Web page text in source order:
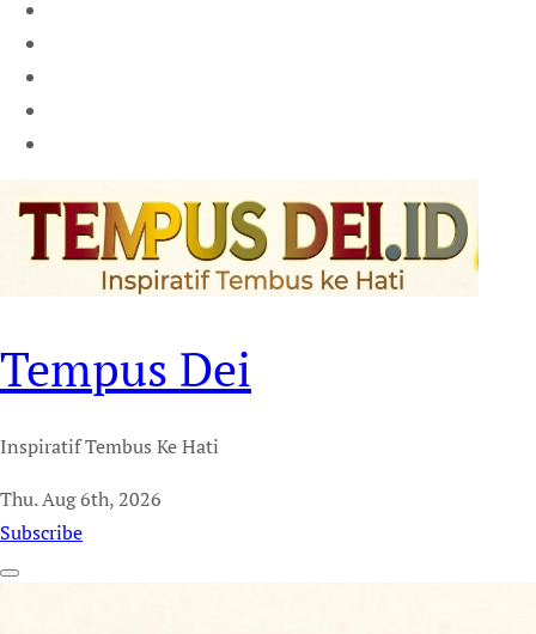
Tempus Dei
Inspiratif Tembus Ke Hati
Thu. Aug 6th, 2026
Subscribe